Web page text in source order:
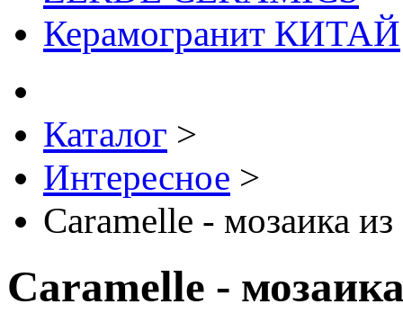
Керамогранит КИТАЙ
Каталог >
Интересное >
Caramelle - мозаика
Caramelle -